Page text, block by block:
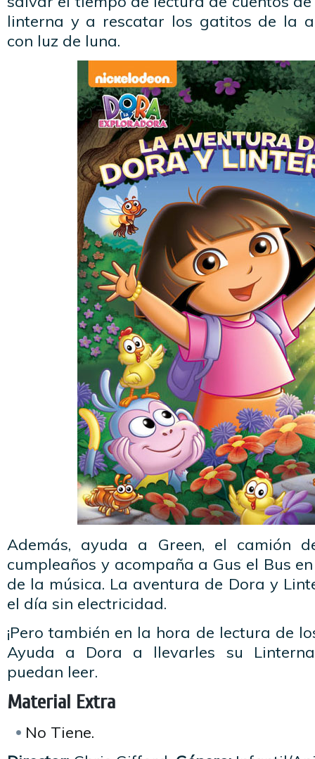
linterna y a rescatar los gatitos de la
con luz de luna.
Además, ayuda a Green, el camión
cumpleaños y acompaña a Gus el Bus
de la música. La aventura de Dora y
el día sin electricidad.
¡Pero también en la hora de lectura de
Ayuda a Dora a llevarles su
puedan leer.
Material Extra
No Tiene.